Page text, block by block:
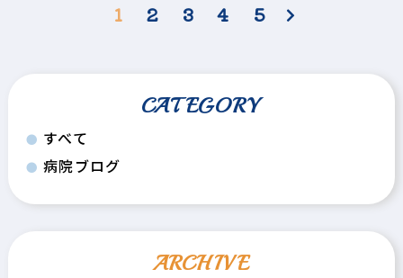
1 2 3 4 5
CATEGORY
すべて
病院ブログ
ARCHIVE